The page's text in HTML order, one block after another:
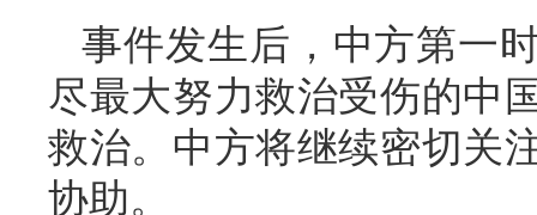
事件发生后，中方第一
尽最大努力救治受伤的中
救治。中方将继续密切关
协助。